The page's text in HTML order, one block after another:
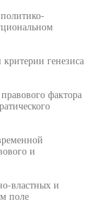
генезиса
фактора
и
властных и
поле